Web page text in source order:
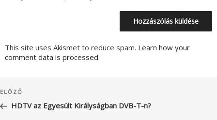
This site uses Akismet to reduce spam. Learn how your
comment data is processed.
navigáció
Korábbi
bejegyzés
ELŐZŐ
HDTV az Egyesült Királyságban DVB-T-n?